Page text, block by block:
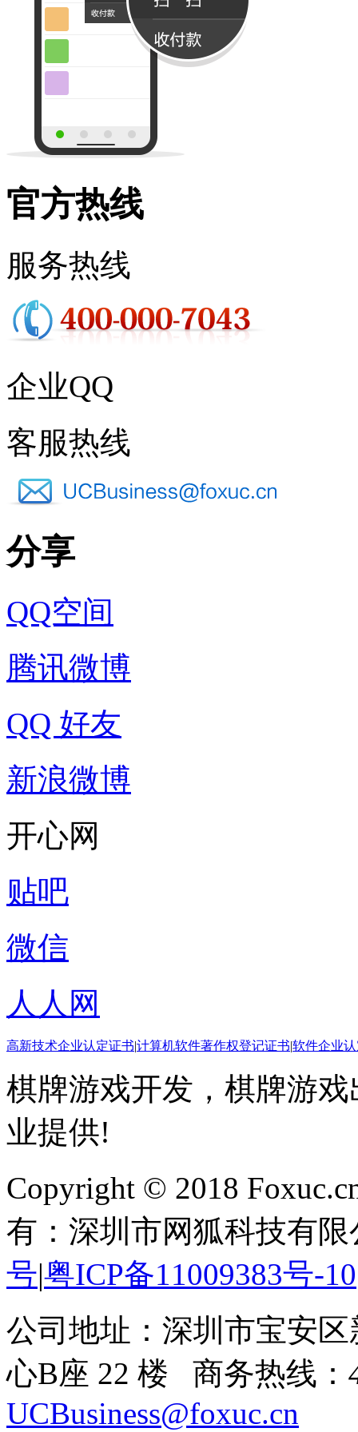
官方热线
服务热线
企业QQ
客服热线
分享
QQ空间
腾讯微博
QQ 好友
新浪微博
开心网
贴吧
微信
人人网
高新技术企业认定证书 计算机软件著作权登记证书 软件企业
棋牌游戏开发，棋牌游
业提供!
Copyright © 2018
有：深圳市网狐科技有限
号|粤ICP备11009383号-10
公司地址：深圳市宝安
心B座 22 楼 商务热线：
UCBusiness@foxuc.cn